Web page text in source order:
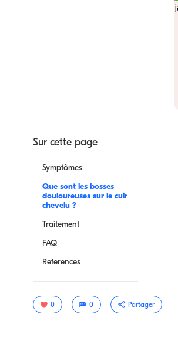
Sur cette page
Symptômes
Que sont les bosses
douloureuses sur le cuir
chevelu ?
Traitement
FAQ
References
0 0 Partager